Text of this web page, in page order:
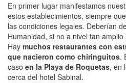
En primer lugar manifestamos
estos establecimientos, siempre
las condiciones legales. Deberían
Humanidad, si no a nivel tan
Hay muchos restaurantes con
que nacieron como chiringuitos.
caso en la Playa de Roquetas, en
cerca del hotel Sabinal.